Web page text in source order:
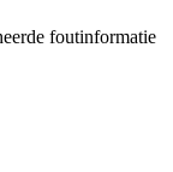
foutinformatie